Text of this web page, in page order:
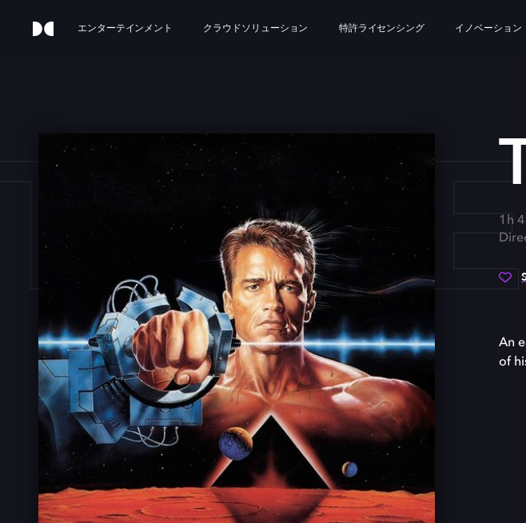
エンターテインメント クラウドソリューション 特許ライセンシング イノベーション
1h
An
of